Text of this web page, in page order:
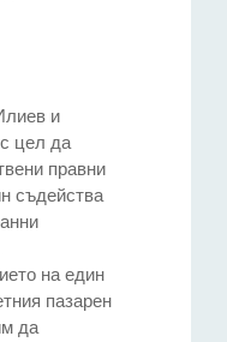
и
цел да
правни
съдейства
на един
пазарен
да